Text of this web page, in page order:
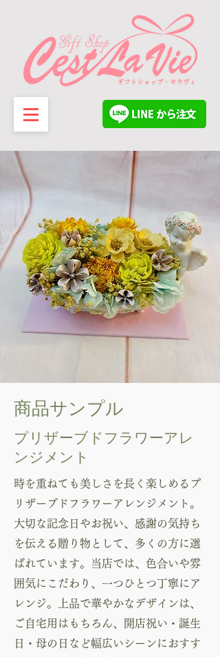
商品サンプル
プリザーブドフラワーアレ
ンジメント
時を重ねても美しさを長く楽しめるプ
リザーブドフラワーアレンジメント。
大切な記念日やお祝い、感謝の気持ち
を伝える贈り物として、多くの方に選
ばれています。当店では、色合いや雰
囲気にこだわり、一つひとつ丁寧にア
レンジ。上品で華やかなデザインは、
ご自宅用はもちろん、開店祝い・誕生
日・母の日など幅広いシーンにおすす